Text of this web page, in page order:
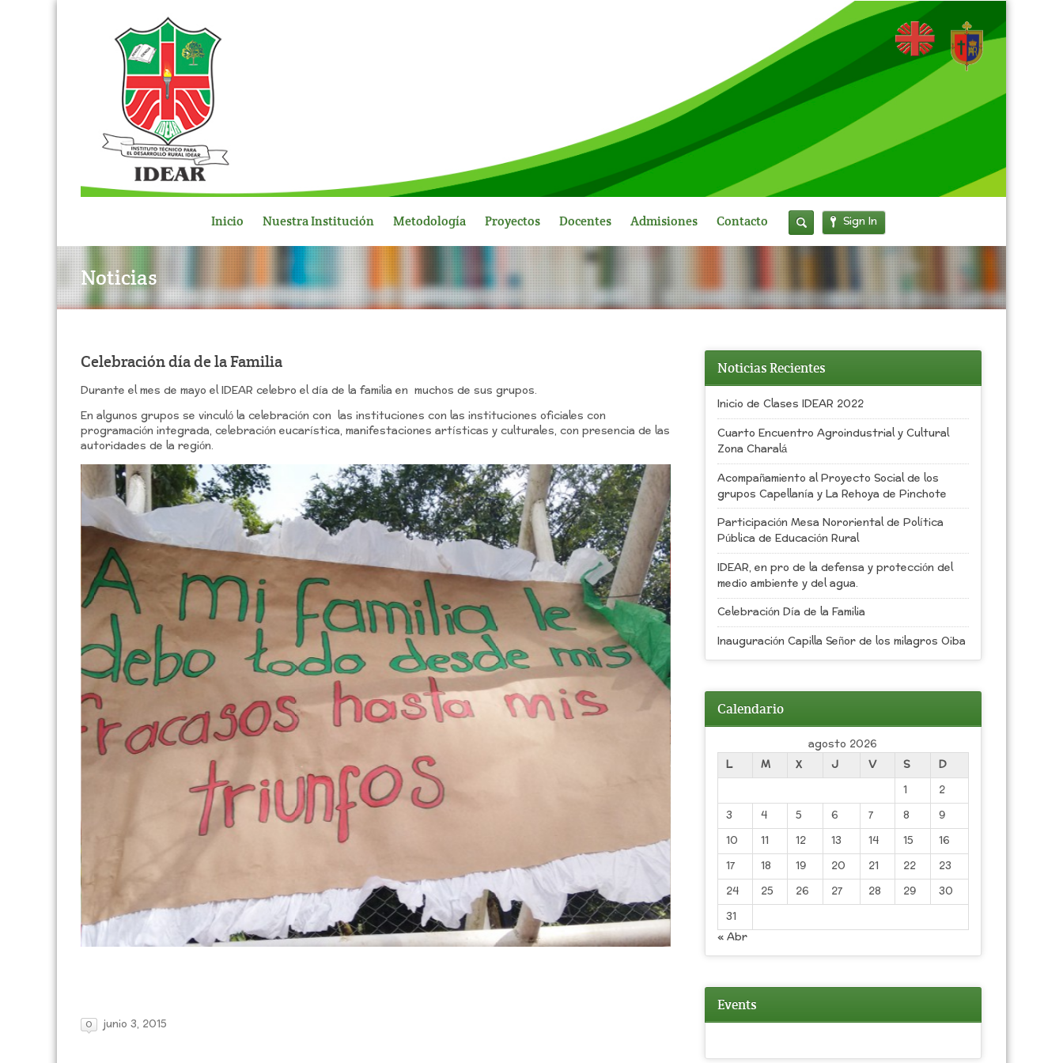
Inicio Nuestra Institución Metodología Proyectos Docentes Admisiones Contacto Sign In
Noticias
Celebración día de la Familia
Durante el mes de mayo el IDEAR celebro el día de la familia en muchos de sus grupos.
En algunos grupos se vinculó la celebración con las instituciones con las instituciones oficiales con
programación integrada, celebración eucarística, manifestaciones artísticas y culturales, con presencia de las
autoridades de la región.
0 junio 3, 2015
Noticias Recientes
Inicio de Clases IDEAR 2022
Cuarto Encuentro Agroindustrial y Cultural
Zona Charalá
Acompañamiento al Proyecto Social de los
grupos Capellanía y La Rehoya de Pinchote
Participación Mesa Nororiental de Política
Pública de Educación Rural
IDEAR, en pro de la defensa y protección del
medio ambiente y del agua.
Celebración Día de la Familia
Inauguración Capilla Señor de los milagros Oiba
Calendario
agosto 2026
L
M X J V S
D
1
2
3
4 5 6 7 8
9
10
11 12 13 14 15
16
17
18 19 20 21 22
23
24
25 26 27 28 29
30
31
« Abr
Events